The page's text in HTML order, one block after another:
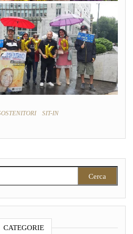
SIT-IN
CATEGORIE